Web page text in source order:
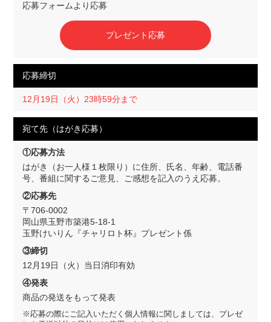
応募フォームより応募
プレゼント応募
応募締切
12月19日（火）23時59分まで
宛て先（はがき応募）
①応募方法
はがき（お一人様１枚限り）に住所、氏名、年齢、電話番
号、番組に関するご意見、ご感想を記入のうえ応募。
②応募先
〒706-0002
岡山県玉野市築港5-18-1
玉野けいりん『チャリロト杯』プレゼント係
③締切
12月19日（火）当日消印有効
④発表
商品の発送をもって発表
※応募の際にご記入いただく個人情報に関しましては、プレゼ